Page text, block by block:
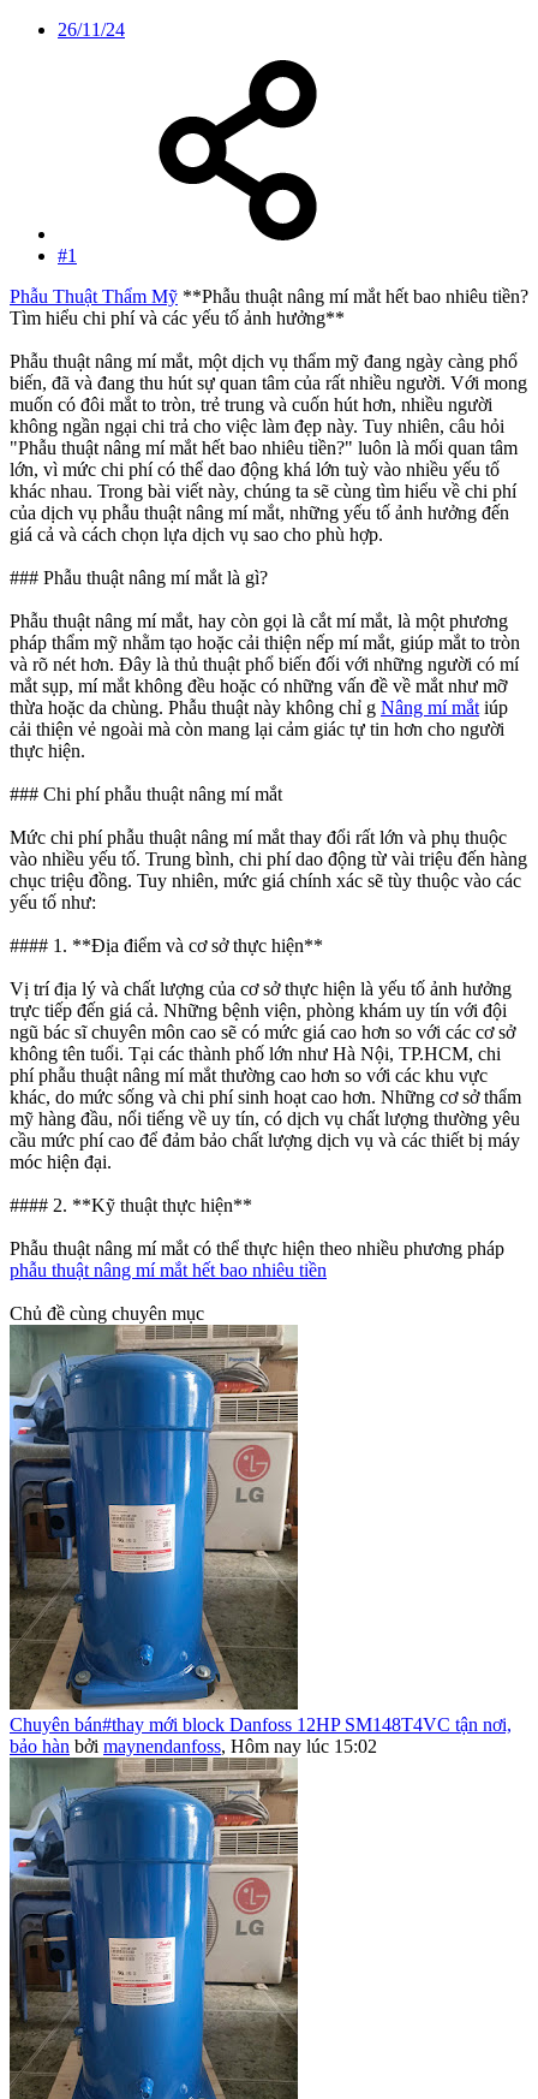
26/11/24
#1
Phẫu Thuật Thẩm Mỹ **Phẫu thuật nâng mí mắt hết bao nhiêu tiền?
Tìm hiểu chi phí và các yếu tố ảnh hưởng**
Phẫu thuật nâng mí mắt, một dịch vụ thẩm mỹ đang ngày càng phổ
biến, đã và đang thu hút sự quan tâm của rất nhiều người. Với mong
muốn có đôi mắt to tròn, trẻ trung và cuốn hút hơn, nhiều người
không ngần ngại chi trả cho việc làm đẹp này. Tuy nhiên, câu hỏi
"Phẫu thuật nâng mí mắt hết bao nhiêu tiền?" luôn là mối quan tâm
lớn, vì mức chi phí có thể dao động khá lớn tuỳ vào nhiều yếu tố
khác nhau. Trong bài viết này, chúng ta sẽ cùng tìm hiểu về chi phí
của dịch vụ phẫu thuật nâng mí mắt, những yếu tố ảnh hưởng đến
giá cả và cách chọn lựa dịch vụ sao cho phù hợp.
### Phẫu thuật nâng mí mắt là gì?
Phẫu thuật nâng mí mắt, hay còn gọi là cắt mí mắt, là một phương
pháp thẩm mỹ nhằm tạo hoặc cải thiện nếp mí mắt, giúp mắt to tròn
và rõ nét hơn. Đây là thủ thuật phổ biến đối với những người có mí
mắt sụp, mí mắt không đều hoặc có những vấn đề về mắt như mỡ
thừa hoặc da chùng. Phẫu thuật này không chỉ g Nâng mí mắt iúp
cải thiện vẻ ngoài mà còn mang lại cảm giác tự tin hơn cho người
thực hiện.
### Chi phí phẫu thuật nâng mí mắt
Mức chi phí phẫu thuật nâng mí mắt thay đổi rất lớn và phụ thuộc
vào nhiều yếu tố. Trung bình, chi phí dao động từ vài triệu đến hàng
chục triệu đồng. Tuy nhiên, mức giá chính xác sẽ tùy thuộc vào các
yếu tố như:
#### 1. **Địa điểm và cơ sở thực hiện**
Vị trí địa lý và chất lượng của cơ sở thực hiện là yếu tố ảnh hưởng
trực tiếp đến giá cả. Những bệnh viện, phòng khám uy tín với đội
ngũ bác sĩ chuyên môn cao sẽ có mức giá cao hơn so với các cơ sở
không tên tuổi. Tại các thành phố lớn như Hà Nội, TP.HCM, chi
phí phẫu thuật nâng mí mắt thường cao hơn so với các khu vực
khác, do mức sống và chi phí sinh hoạt cao hơn. Những cơ sở thẩm
mỹ hàng đầu, nổi tiếng về uy tín, có dịch vụ chất lượng thường yêu
cầu mức phí cao để đảm bảo chất lượng dịch vụ và các thiết bị máy
móc hiện đại.
#### 2. **Kỹ thuật thực hiện**
Phẫu thuật nâng mí mắt có thể thực hiện theo nhiều phương pháp
phẫu thuật nâng mí mắt hết bao nhiêu tiền
Chủ đề cùng chuyên mục
Chuyên bán#thay mới block Danfoss 12HP SM148T4VC tận nơi,
bảo hàn bởi maynendanfoss, Hôm nay lúc 15:02